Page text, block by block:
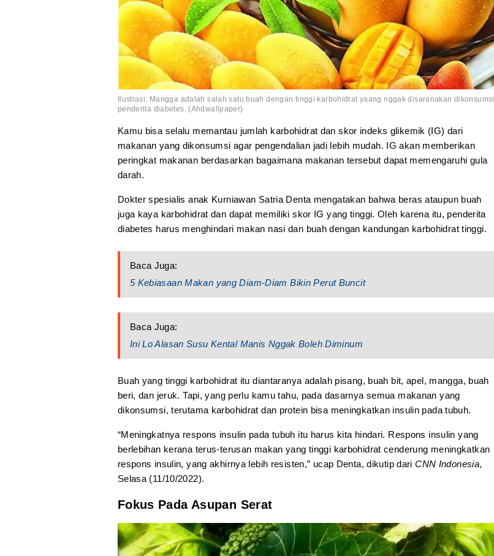
Ilustrasi: Mangga adalah salah satu buah dengan tinggi karbohidrat yaang nggak disaranakan dikonsumsi
penderita diabetes. (Ahdwallpaper)
Kamu bisa selalu memantau jumlah karbohidrat dan skor indeks glikemik (IG) dari
makanan yang dikonsumsi agar pengendalian jadi lebih mudah. IG akan memberikan
peringkat makanan berdasarkan bagaimana makanan tersebut dapat memengaruhi gula
darah.
Dokter spesialis anak Kurniawan Satria Denta mengatakan bahwa beras ataupun buah
juga kaya karbohidrat dan dapat memiliki skor IG yang tinggi. Oleh karena itu, penderita
diabetes harus menghindari makan nasi dan buah dengan kandungan karbohidrat tinggi.
Baca Juga:
5 Kebiasaan Makan yang Diam-Diam Bikin Perut Buncit
Baca Juga:
Ini Lo Alasan Susu Kental Manis Nggak Boleh Diminum
Buah yang tinggi karbohidrat itu diantaranya adalah pisang, buah bit, apel, mangga, buah
beri, dan jeruk. Tapi, yang perlu kamu tahu, pada dasarnya semua makanan yang
dikonsumsi, terutama karbohidrat dan protein bisa meningkatkan insulin pada tubuh.
“Meningkatnya respons insulin pada tubuh itu harus kita hindari. Respons insulin yang
berlebihan kerana terus-terusan makan yang tinggi karbohidrat cenderung meningkatkan
respons insulin, yang akhirnya lebih resisten,” ucap Denta, dikutip dariCNN Indonesia,
Selasa (11/10/2022).
Fokus Pada Asupan Serat